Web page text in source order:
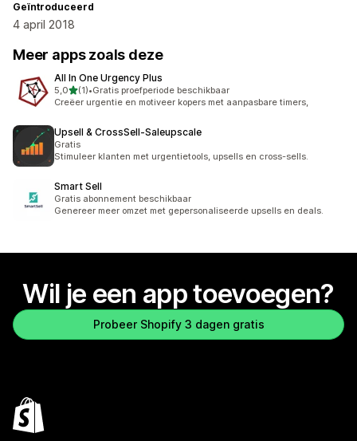
Geïntroduceerd
4 april 2018
Meer apps zoals deze
All In One Urgency Plus
5,0van 5 sterren
(1)
1 recensies in totaal
•Gratis proefperiode beschikbaar
Creëer urgentie en motiveer kopers met aanpasbare timers,
Upsell & CrossSell‑Saleupscale
Gratis
Stimuleer klanten met urgentietools, upsells en cross-sells.
Smart Sell
Gratis abonnement beschikbaar
Genereer meer omzet met gepersonaliseerde upsells en deals.
Wil je een app toevoegen?
Probeer Shopify 3 dagen gratis